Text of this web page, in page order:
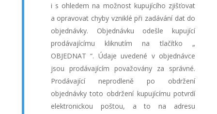
i s ohledem na možnost kupujícího zjišťovat
a opravovat chyby vzniklé při zadávání dat do
objednávky. Objednávku odešle kupující
prodávajícímu kliknutím na tlačítko „
OBJEDNAT “. Údaje uvedené v objednávce
jsou prodávajícím považovány za správné.
Prodávající neprodleně po obdržení
objednávky toto obdržení kupujícímu potvrdí
elektronickou poštou, a to na adresu